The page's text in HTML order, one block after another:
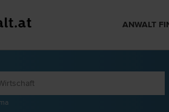
ANWALT